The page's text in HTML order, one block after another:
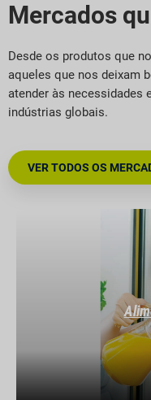
Mercados
Desde os produtos que
aqueles que nos deixam
atender às necessidades
indústrias globais.
VER TODOS OS